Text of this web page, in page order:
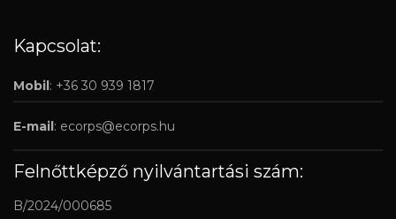
Kapcsolat:
Mobil : +36 30 939 1817
E-mail : ecorps@ecorps.hu
Felnőttképző nyilvántartási szám:
B/2024/000685